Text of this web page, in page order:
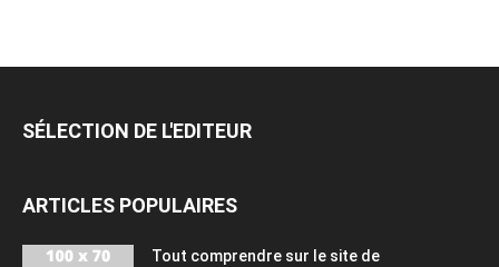
SÉLECTION DE L'EDITEUR
ARTICLES POPULAIRES
Tout comprendre sur le site de